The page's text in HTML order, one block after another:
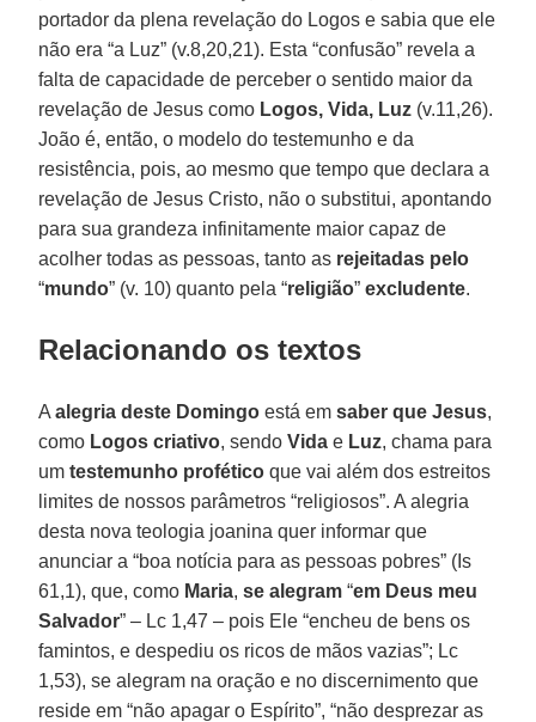
portador da plena revelação do Logos e sabia que ele
não era “a Luz” (v.8,20,21). Esta “confusão” revela a
falta de capacidade de perceber o sentido maior da
revelação de Jesus como Logos, Vida, Luz (v.11,26).
João é, então, o modelo do testemunho e da
resistência, pois, ao mesmo que tempo que declara a
revelação de Jesus Cristo, não o substitui, apontando
para sua grandeza infinitamente maior capaz de
acolher todas as pessoas, tanto as rejeitadas pelo
“mundo” (v. 10) quanto pela “religião” excludente.
Relacionando os textos
Aalegria deste Domingo está emsaber que Jesus,
como Logos criativo, sendoVida e Luz, chama para
umtestemunho profético que vai além dos estreitos
limites de nossos parâmetros “religiosos”. A alegria
desta nova teologia joanina quer informar que
anunciar a “boa notícia para as pessoas pobres” (Is
61,1), que, como Maria, se alegram“em Deus meu
Salvador” – Lc 1,47 – pois Ele “encheu de bens os
famintos, e despediu os ricos de mãos vazias”; Lc
1,53), se alegram na oração e no discernimento que
reside em “não apagar o Espírito”, “não desprezar as